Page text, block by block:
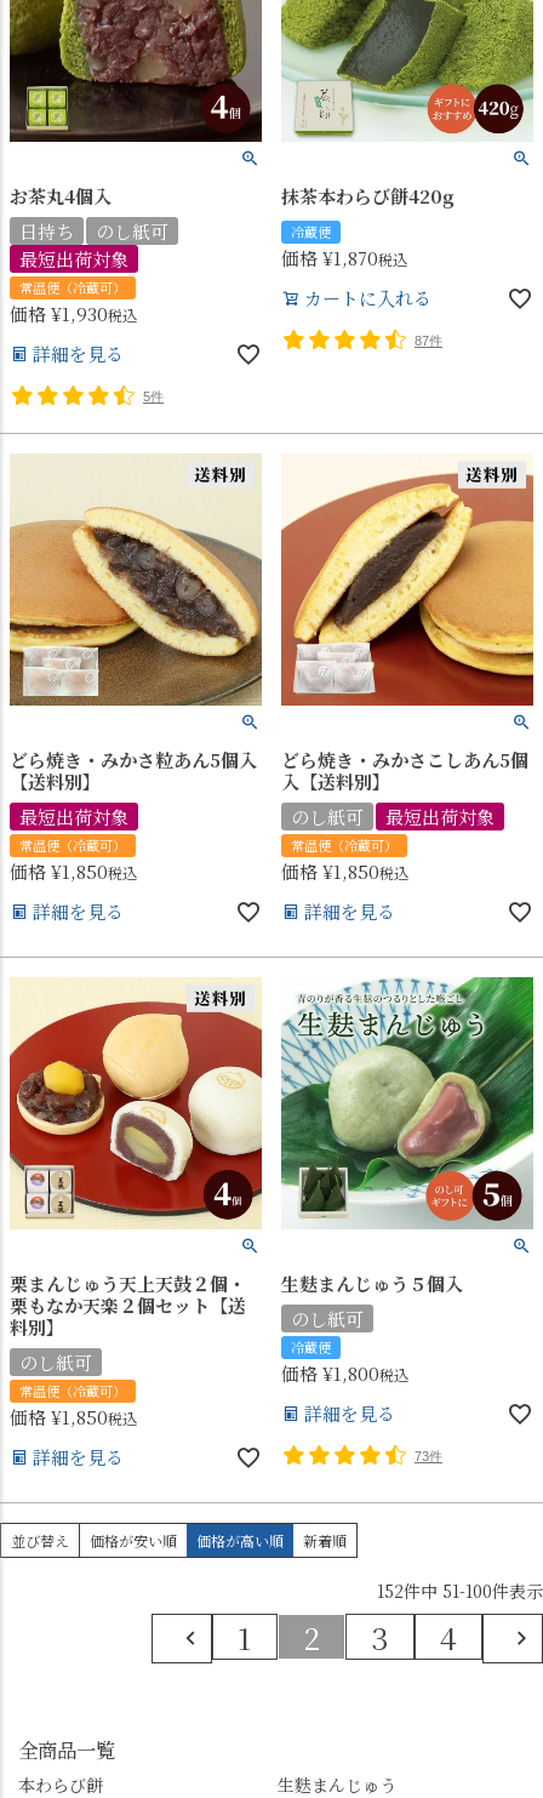
お茶丸4個入
日持ち
のし紙可
最短出荷対象
常温便（冷蔵可）
価格¥1,930税込
詳細を見る
5件
抹茶本わらび餅420g
冷蔵便
価格¥1,870税込
カートに入れる
87件
どら焼き・みかさ粒あん5個入
【送料別】
最短出荷対象
常温便（冷蔵可）
価格¥1,850税込
詳細を見る
どら焼き・みかさこしあん5個
入【送料別】
のし紙可
最短出荷対象
常温便（冷蔵可）
価格¥1,850税込
詳細を見る
栗まんじゅう天上天鼓２個・
栗もなか天楽２個セット【送
料別】
のし紙可
常温便（冷蔵可）
価格¥1,850税込
詳細を見る
生麩まんじゅう５個入
のし紙可
冷蔵便
価格¥1,800税込
詳細を見る
73件
並び替え 価格が安い順 価格が高い順 新着順
152件中 51-100件表示
1 2 3 4
全商品一覧
本わらび餅
生麩まんじゅう